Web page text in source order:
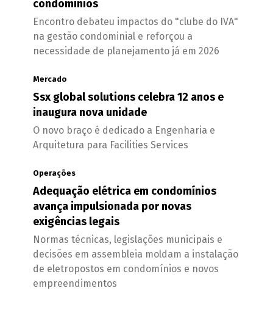
condomínios
Encontro debateu impactos do "clube do IVA"
na gestão condominial e reforçou a
necessidade de planejamento já em 2026
Mercado
Ssx global solutions celebra 12 anos e
inaugura nova unidade
O novo braço é dedicado a Engenharia e
Arquitetura para Facilities Services
Operações
Adequação elétrica em condomínios
avança impulsionada por novas
exigências legais
Normas técnicas, legislações municipais e
decisões em assembleia moldam a instalação
de eletropostos em condomínios e novos
empreendimentos